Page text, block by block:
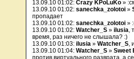
13.09.10 01:02: Crazy KPoLuKo »
13.09.10 01:02: sanechka_zolotoi »
пропадает
13.09.10 01:02: sanechka_zolotoi »
13.09.10 01:02: Watcher_S » ilusia,
время, раз ничего не слышала? :)
13.09.10 01:03: ilusia » Watcher_S,
13.09.10 01:04: Watcher_S » Sweet